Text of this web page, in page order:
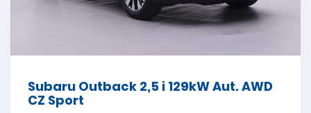
Subaru Outback 2,5 i 129kW Aut. AWD
CZ Sport